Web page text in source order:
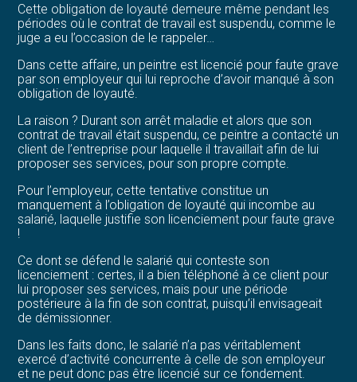
Cette obligation de loyauté demeure même pendant les
périodes où le contrat de travail est suspendu, comme le
juge a eu l’occasion de le rappeler…
Dans cette affaire, un peintre est licencié pour faute grave
par son employeur qui lui reproche d’avoir manqué à son
obligation de loyauté.
La raison ? Durant son arrêt maladie et alors que son
contrat de travail était suspendu, ce peintre a contacté un
client de l’entreprise pour laquelle il travaillait afin de lui
proposer ses services, pour son propre compte.
Pour l’employeur, cette tentative constitue un
manquement à l’obligation de loyauté qui incombe au
salarié, laquelle justifie son licenciement pour faute grave
!
Ce dont se défend le salarié qui conteste son
licenciement : certes, il a bien téléphoné à ce client pour
lui proposer ses services, mais pour une période
postérieure à la fin de son contrat, puisqu’il envisageait
de démissionner.
Dans les faits donc, le salarié n’a pas véritablement
exercé d’activité concurrente à celle de son employeur
et ne peut donc pas être licencié sur ce fondement.